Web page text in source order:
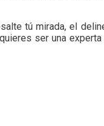
tú mirada, el
ser una